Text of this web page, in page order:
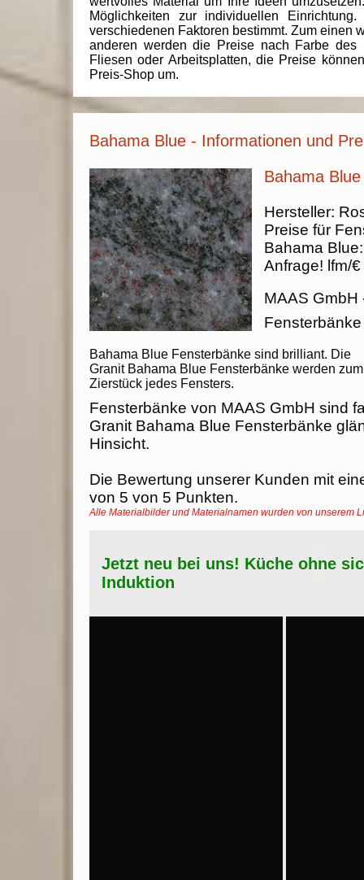
Möglichkeiten zur individuellen
verschiedenen Faktoren bestimmt. Zum einen
anderen werden die Preise nach Farbe des
Fliesen oder Arbeitsplatten, die Preise
Preis-Shop um.
Bahama Blue - Informationen und
Bahama
Bahama Blue Fensterbänke sind brilliant. Die
Granit Bahama Blue Fensterbänke werden zum
Zierstück jedes Fensters.
Hersteller:
Preise für
Bahama Blue
Anfrage! lfm/€
MAAS GmbH
Fensterbänke
Fensterbänke von MAAS GmbH sind
Granit Bahama Blue Fensterbänke
Hinsicht.
Die Bewertung unserer Kunden mit
von 5 von 5 Punkten.
Alle Materialbilder und Materialnamen wurden von unserem
Jetzt neu bei uns! Küche ohne
Induktion